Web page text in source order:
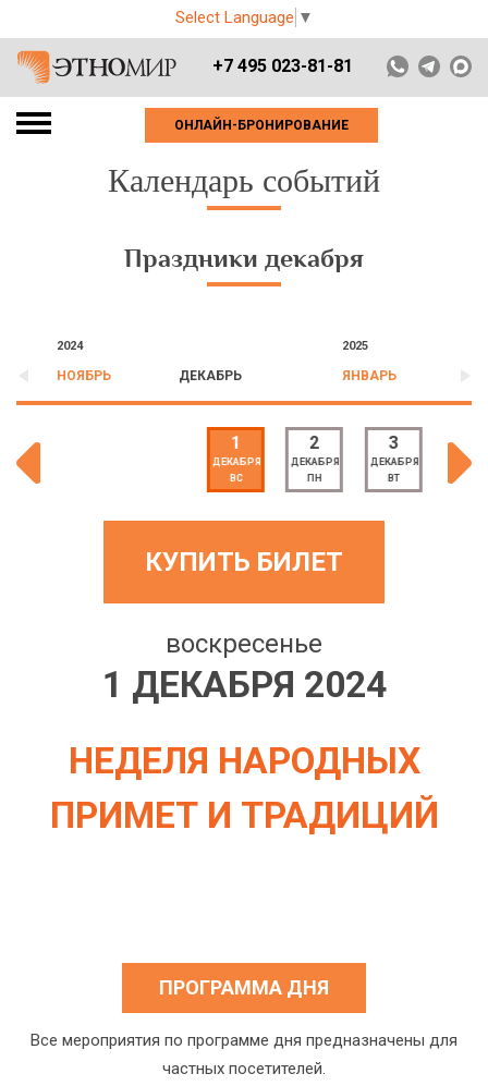
Select Language ▼
+7 495 023-81-81
ОНЛАЙН-БРОНИРОВАНИЕ
Календарь событий
Праздники декабря
2024
НОЯБРЬ ДЕКАБРЬ
2025
ЯНВАРЬ
1
ДЕКАБРЯ
ВС
2
ДЕКАБРЯ
ПН
3
ДЕКАБРЯ
ВТ
КУПИТЬ БИЛЕТ
воскресенье
1 ДЕКАБРЯ 2024
НЕДЕЛЯ НАРОДНЫХ
ПРИМЕТ И ТРАДИЦИЙ
ПРОГРАММА ДНЯ
Все мероприятия по программе дня предназначены для
частных посетителей.